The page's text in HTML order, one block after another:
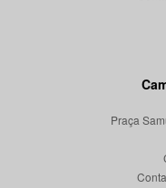
Praça